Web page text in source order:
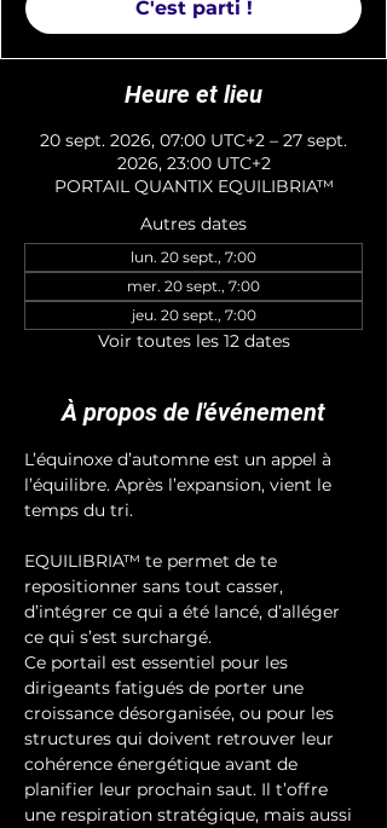
C'est parti !
Heure et lieu
20 sept. 2026, 07:00 UTC+2 – 27 sept.
2026, 23:00 UTC+2
PORTAIL QUANTIX EQUILIBRIA™
Autres dates
lun. 20 sept., 7:00
mer. 20 sept., 7:00
jeu. 20 sept., 7:00
Voir toutes les 12 dates
À propos de l'événement
L’équinoxe d’automne est un appel à
l’équilibre. Après l’expansion, vient le
temps du tri.
EQUILIBRIA™ te permet de te
repositionner sans tout casser,
d’intégrer ce qui a été lancé, d’alléger
ce qui s’est surchargé.
Ce portail est essentiel pour les
dirigeants fatigués de porter une
croissance désorganisée, ou pour les
structures qui doivent retrouver leur
cohérence énergétique avant de
planifier leur prochain saut. Il t’offre
une respiration stratégique, mais aussi